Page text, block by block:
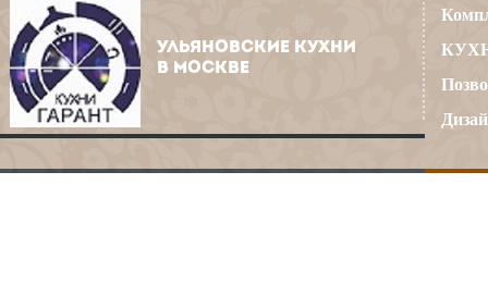
УЛЬЯНОВСКИЕ КУХНИ
В МОСКВЕ